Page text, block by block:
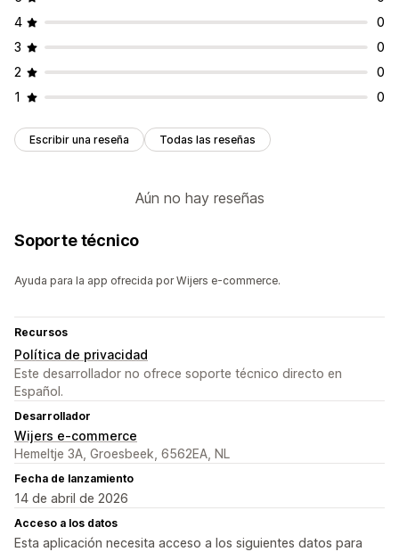
4
0
3
0
2
0
1
0
Escribir una reseña Todas las reseñas
Aún no hay reseñas
Soporte técnico
Ayuda para la app ofrecida por Wijers e-commerce.
Recursos
Política de privacidad
Este desarrollador no ofrece soporte técnico directo en
Español.
Desarrollador
Wijers e-commerce
Hemeltje 3A, Groesbeek, 6562EA, NL
Fecha de lanzamiento
14 de abril de 2026
Acceso a los datos
Esta aplicación necesita acceso a los siguientes datos para